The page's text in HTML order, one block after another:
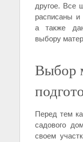
другое. Все
расписаны
а также
выбору
Выбор
Перед тем
садового
своем